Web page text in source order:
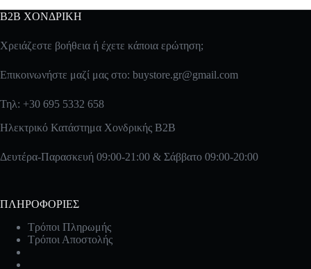
B2B ΧΟΝΔΡΙΚΗ
Χρειάζεστε βοήθεια ή έχετε κάποια ερώτηση;
Επικοινωνήστε μαζί μας στο: buystore.gr@gmail.com
Τηλ: +30 695 5332 658
Ηλεκτρικό Κατάστημα Χονδρικής B2B
Δευτέρα-Παρασκευή 09:00-21:00 & Σάββατο 09:00-20:00
ΠΛΗΡΟΦΟΡΙΕΣ
Τρόποι Πληρωμής
Τρόποι Αποστολής